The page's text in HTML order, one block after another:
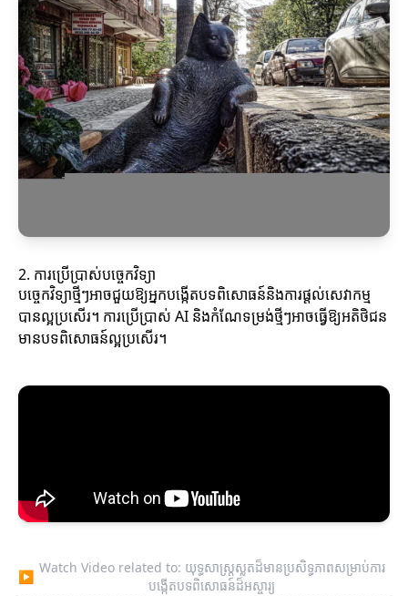
2. ការប្រើប្រាស់បច្ចេកវិទ្យា
បច្ចេកវិទ្យាថ្មីៗអាចជួយឱ្យអ្នកបង្កើតបទពិសោធន៍និងការផ្តល់សេវាកម្ម
បានល្អប្រសើរ។ ការប្រើប្រាស់ AI និងកំណែទម្រង់ថ្មីៗអាចធ្វើឱ្យអតិថិជន
មានបទពិសោធន៍ល្អប្រសើរ។
▶
Watch Video related to: យុទ្ធសាស្ត្រស្លតដ៏មានប្រសិទ្ធភាពសម្រាប់ការ
បង្កើតបទពិសោធន៍ដ៏អស្ចារ្យ